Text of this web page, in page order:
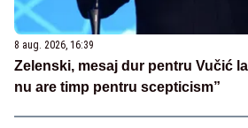
8 aug. 2026, 16:39
Zelenski, mesaj dur pentru Vučić
nu are timp pentru scepticism”